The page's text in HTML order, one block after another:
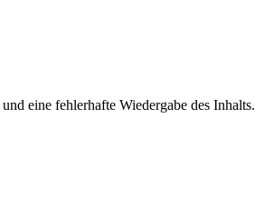
eine fehlerhafte Wiedergabe des Inhalts.